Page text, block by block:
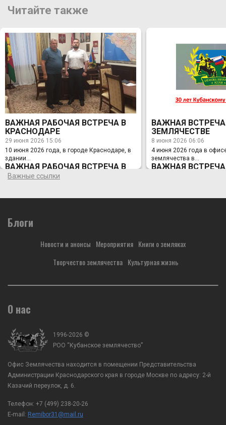
Читайте также
ВАЖНАЯ РАБОЧАЯ ВСТРЕЧА В
КРАСНОДАРЕ
29 июня 2026 15:06
10 июня 2026 года, в городе Краснодаре, в
здании...
ВАЖНАЯ РАБОЧАЯ ВСТРЕЧА В
КРАСНОДАРЕ
Заместителя Губернатора Краснодарского
края по вопросам казачества, спорта и
атамана Кубанского казачьего войска А.А.
ВАЖНАЯ
ЗЕМЛЯЧЕСТВЕ
8 июня 2026 06:06
4 июня 2026 года в
землячества в...
ВАЖНАЯ
работы, ВРИО атамана
Важные ссылки
Блоги
Новости и анонсы Мероприятия Книги о земляках
Творчество землячества Культурная жизнь
О нас
1996-2026 ©
РОО “Кубанское землячество”
Офис Землячества находится в помещении Представительства
Администрации Краснодарского края в городе Москве по адресу: 2-й
Казачий переулок, д. 6.
Телефон: +7 (499) 238-20-26
E-mail: Remibor31@mail.ru